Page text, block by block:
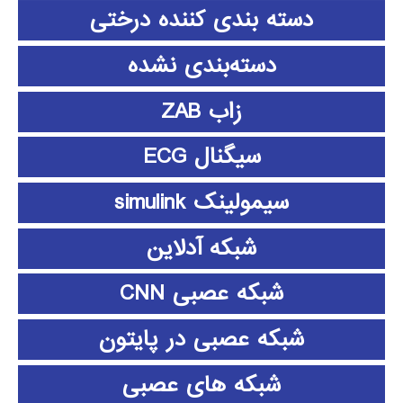
دسته بندی کننده درختی
دسته‌بندی نشده
زاب ZAB
سیگنال ECG
سیمولینک simulink
شبکه آدلاین
شبکه عصبی CNN
شبکه عصبی در پایتون
شبکه های عصبی